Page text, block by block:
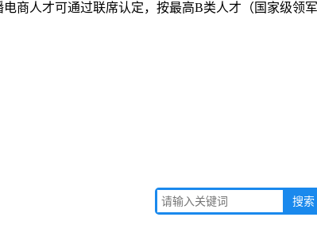
商人才可通过联席认定，按最高B类人才（国家级领